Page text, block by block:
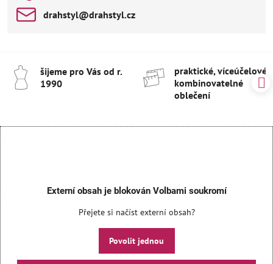
drahstyl​@drahstyl​.cz
šijeme pro Vás od r​.
1990
praktické, víceúčelové
kombinovatelné
oblečení
Externí obsah je blokován Volbami soukromí
Přejete si načíst externí obsah?
Povolit jednou